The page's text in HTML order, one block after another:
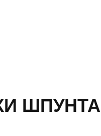
ШПУНТА